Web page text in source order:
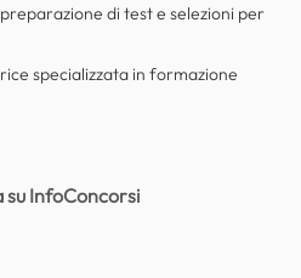
di test e selezioni per
specializzata in formazione
su InfoConcorsi